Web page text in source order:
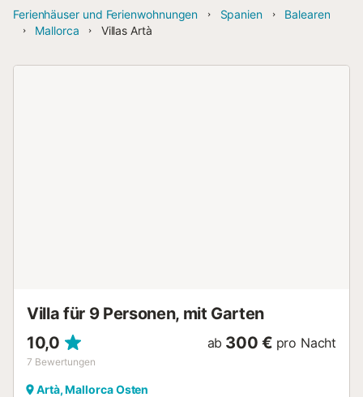
Ferienhäuser und Ferienwohnungen Spanien
Balearen
Mallorca
Villas Artà
Villa für 9 Personen, mit Garten
10,0
7 Bewertungen
ab 300 € pro Nacht
Artà, Mallorca Osten